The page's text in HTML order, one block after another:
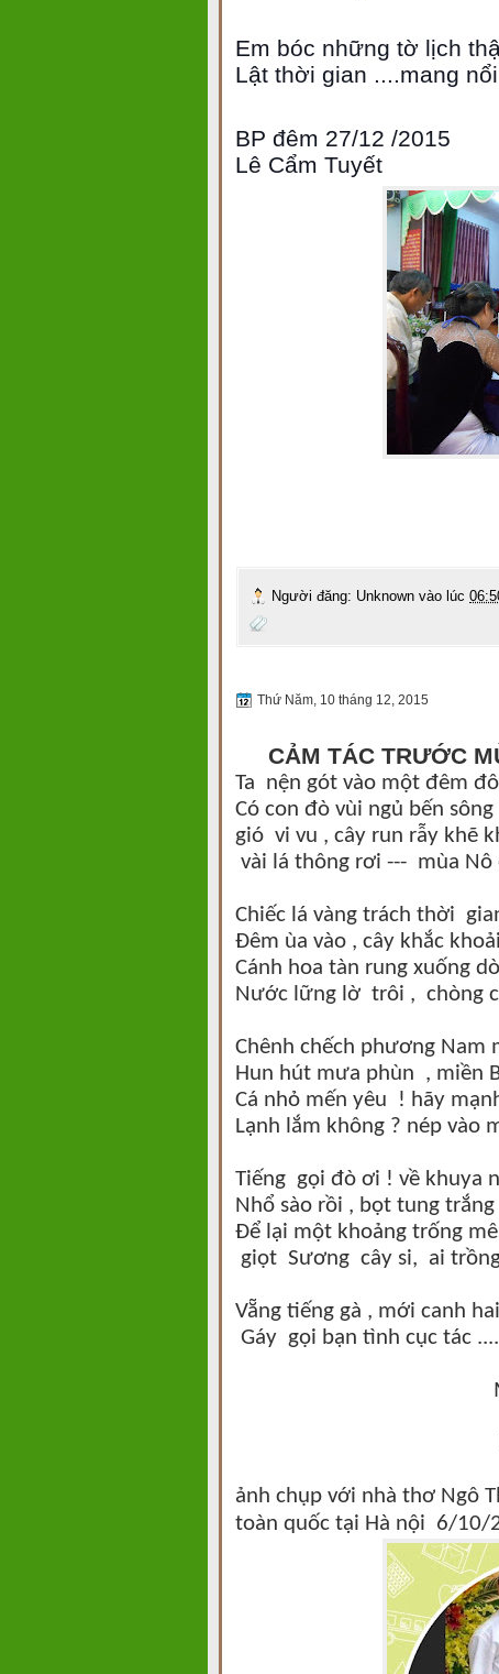
Em bóc những tờ lịch
Lật thời gian ....mang
BP đêm 27/12 /2015
Lê Cẩm Tuyết
Người đăng: Unknown vào lúc
Thứ Năm, 10 tháng 12, 2015
CẢM TÁC TRƯỚC
Ta nện gót vào một đêm
Có con đò vùi ngủ bến sông
gió vi vu , cây run rẫy khẽ
vài lá thông rơi --- mùa Nô
Chiếc lá vàng trách thời
Đêm ùa vào , cây khắc
Cánh hoa tàn rung xuống
Nước lững lờ trôi , chòng
Chênh chếch phương Nam
Hun hút mưa phùn , miền
Cá nhỏ mến yêu ! hãy
Lạnh lắm không ? nép vào
Tiếng gọi đò ơi ! về khuya
Nhổ sào rồi , bọt tung
Để lại một khoảng trống
giọt Sương cây si, ai
Vẵng tiếng gà , mới canh
Gáy gọi bạn tình cục tác
Mùa Nô En
Lê Thị
BP Ngày
ảnh chụp với nhà thơ Ngô
toàn quốc tại Hà nội 6/10/